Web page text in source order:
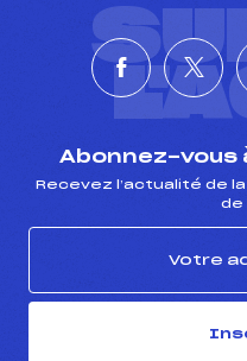
Abonnez-vous
Recevez l’actualité de
de